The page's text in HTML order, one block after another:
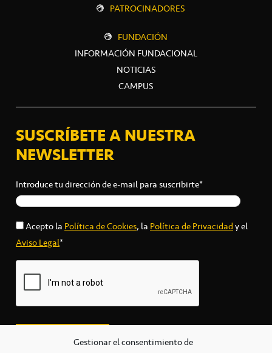
Gestionar el consentimiento de
PATROCINADORES
FUNDACIÓN
INFORMACIÓN FUNDACIONAL
NOTICIAS
CAMPUS
SUSCRÍBETE A NUESTRA
NEWSLETTER
Introduce tu dirección de e-mail para suscribirte*
Acepto laPolítica de Cookies, laPolítica de Privacidady el
Aviso Legal*